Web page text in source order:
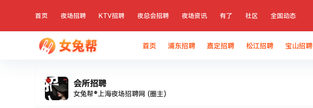
首页 夜场招聘 KTV招聘 夜总会招聘 夜场资讯 有了 社区 全国动态
首页 浦东招聘 嘉定招聘 松江招聘 宝山招聘
会所招聘
女兔帮®上海夜场招聘网 (圈主)